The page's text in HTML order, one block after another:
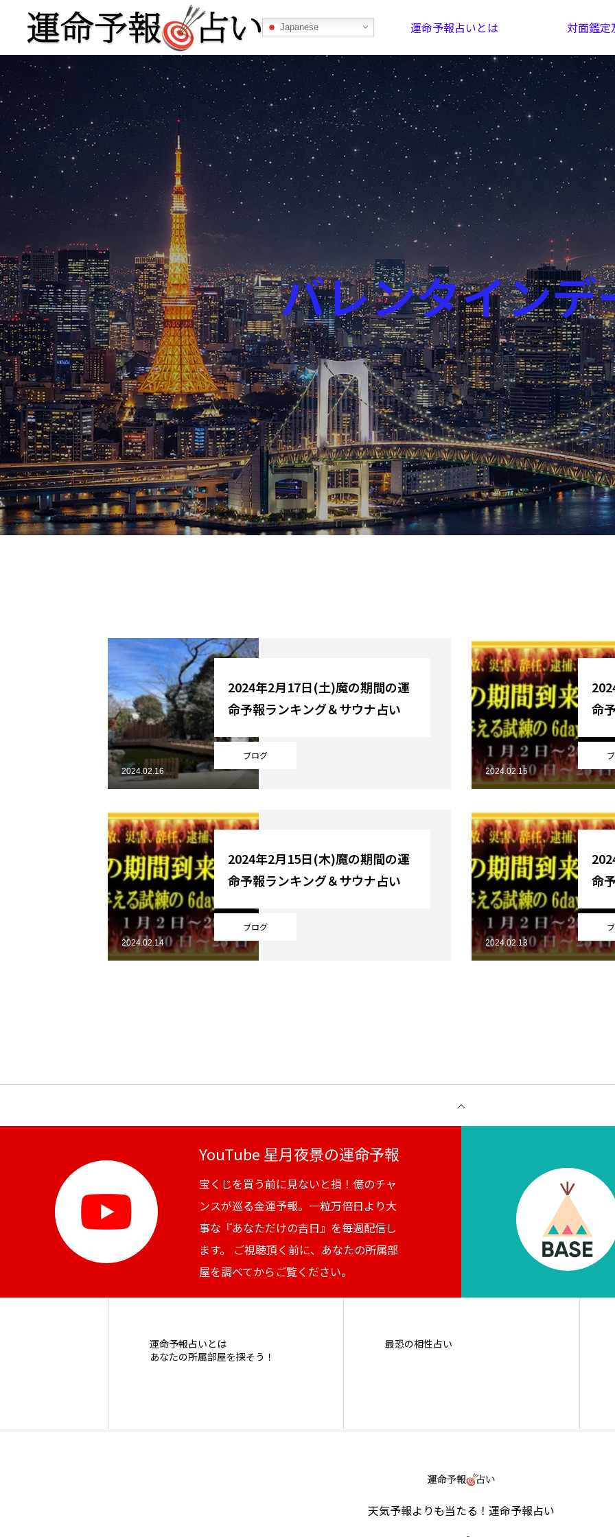
Japanese 運命予報占いとは 対面鑑定
運命予報占い
運命予報占いとは あなたの所属部屋を探そう！ 最恐の相性占い
記事カテゴリー
ブログ お知らせ 芸能界
スポーツ 競馬 社会
テニス四大大会・五輪
テニス四大大会・五輪
YouTube
Online Store
バレンタインデ
ブログ
2024年2月17日(土)魔の期間の運
命予報ランキング＆サウナ占い
2024.02.16
命
2024.02.15
ブログ
2024年2月15日(木)魔の期間の運
命予報ランキング＆サウナ占い
2024.02.14
命
2024.02.13
YouTube 星月夜景の運命予報
宝くじを買う前に見ないと損！億のチャ
ンスが巡る金運予報。一粒万倍日より大
事な『あなただけの吉日』を毎週配信し
ます。 ご視聴頂く前に、あなたの所属部
屋を調べてからご覧ください。
運命予報占いとは
あなたの所属部屋を探そう！
最恐の相性占い
天気予報よりも当たる！運命予報占い